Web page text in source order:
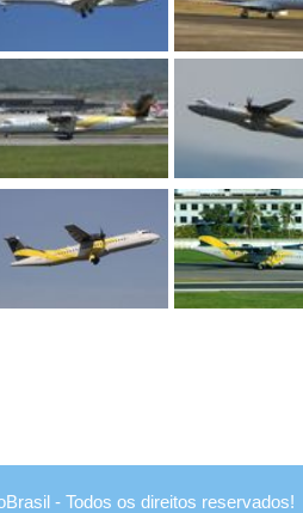
- Todos os direitos reservados!